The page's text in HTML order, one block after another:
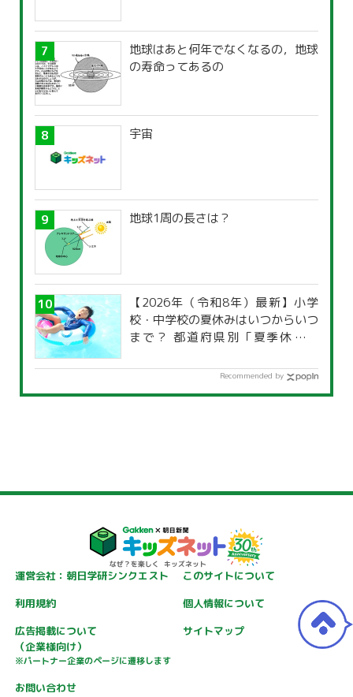
地球はあと何年でなくなるの，地球
の寿命ってあるの
宇宙
地球1周の長さは？
【2026年（令和8年）最新】小学
校・中学校の夏休みはいつからいつ
まで？ 都道府県別「夏季休暇一
Recommended by
運営会社：朝日学研シンクエスト
このサイトについて
利用規約
個人情報について
広告掲載について
（企業様向け）
※パートナー企業のページに遷移します
サイトマップ
お問い合わせ